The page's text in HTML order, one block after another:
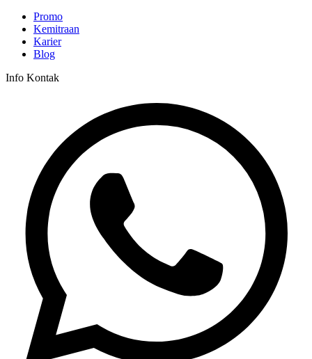
Promo
Kemitraan
Karier
Blog
Info Kontak